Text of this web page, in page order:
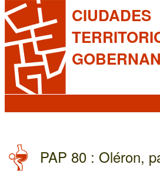
CIUDADES
PAP 80 : Oléron,